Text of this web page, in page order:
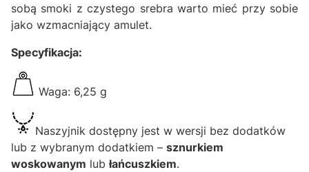
sobą smoki z czystego srebra warto mieć przy sobie
jako wzmacniający amulet.
Specyfikacja:
Waga: 6,25 g
Naszyjnik dostępny jest w wersji bez dodatków
lub z wybranym dodatkiem – sznurkiem
woskowanym lubłańcuszkiem.